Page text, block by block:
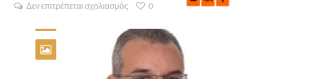
Δεν επιτρέπεται σχολιασμός 0